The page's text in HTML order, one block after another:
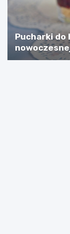
Pucharki do